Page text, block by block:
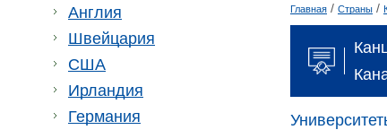
Англия
Швейцария
США
Ирландия
Германия
Главная / Страны /